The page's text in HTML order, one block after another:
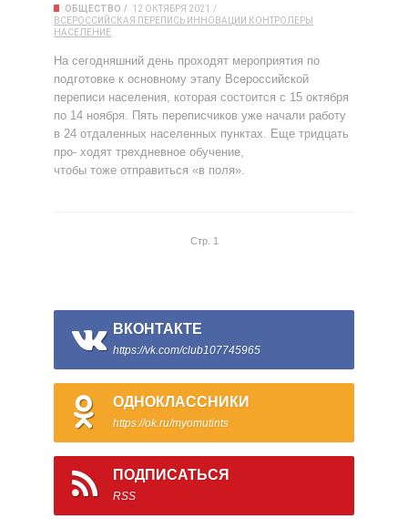
ОБЩЕСТВО
12 ОКТЯБРЯ 2021
ВСЕРОССИЙСКАЯ ПЕРЕПИСЬ ИННОВАЦИИ КОНТРОЛЕРЫ
НАСЕЛЕНИЕ
На сегодняшний день проходят мероприятия по
подготовке к основному этапу Всероссийской
переписи населения, которая состоится с 15 октября
по 14 ноября. Пять переписчиков уже начали работу
в 24 отдаленных населенных пунктах. Еще тридцать
про- ходят трехдневное обучение,
чтобы тоже отправиться «в поля».
Стр. 1
ВКОНТАКТЕ
https://vk.com/club107745965
ОДНОКЛАССНИКИ
https://ok.ru/myomutints
ПОДПИСАТЬСЯ
RSS